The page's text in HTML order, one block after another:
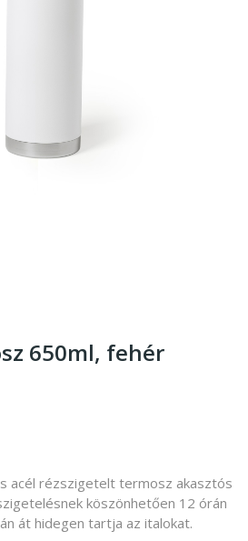
650ml, fehér
acél rézszigetelt termosz akasztós
köszönhetően 12 órán
át hidegen tartja az italokat.